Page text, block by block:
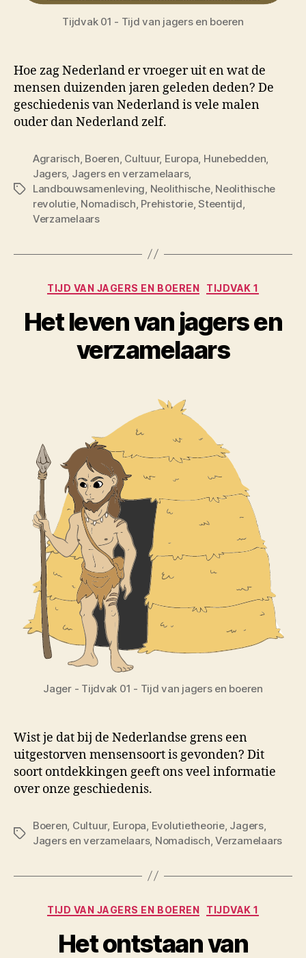
Tijdvak 01 - Tijd van jagers en boeren
Hoe zag Nederland er vroeger uit en wat de
mensen duizenden jaren geleden deden? De
geschiedenis van Nederland is vele malen
ouder dan Nederland zelf.
Tags
Agrarisch Boeren Cultuur, Europa Hunebedden
Jagers, Jagers en verzamelaars,
Landbouwsamenleving Neolithische, Neolithische
revolutie, Nomadisch Prehistorie,Steentijd
Verzamelaars
Categorieën
TIJD VAN JAGERS EN BOEREN TIJDVAK 1
Het leven van jagers en
verzamelaars
Jager - Tijdvak 01 - Tijd van jagers en boeren
Wist je dat bij de Nederlandse grens een
uitgestorven mensensoort is gevonden? Dit
soort ontdekkingen geeft ons veel informatie
over onze geschiedenis.
Tags
Boeren, Cultuur, Europa, Evolutietheorie, Jagers,
Jagers en verzamelaars, Nomadisch,Verzamelaars
Categorieën
TIJD VAN JAGERS EN BOEREN TIJDVAK 1
Het ontstaan van